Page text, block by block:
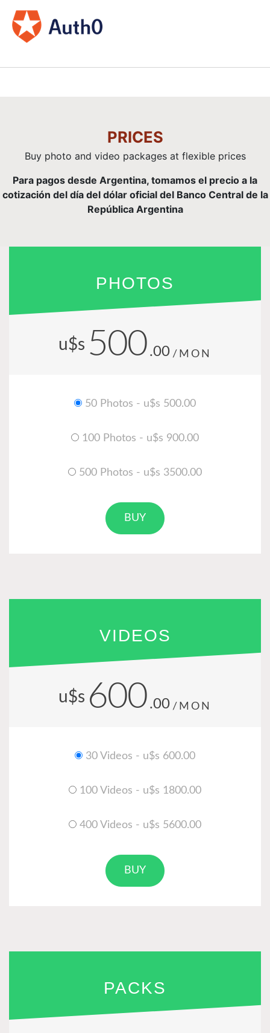
PRICES
Buy photo and video packages at flexible prices
Para pagos desde Argentina, tomamos el precio a la
cotización del día del dólar oficial del Banco Central de la
República Argentina
PHOTOS
u$s 500 .00 /MON
50 Photos - u$s 500.00
100 Photos - u$s 900.00
500 Photos - u$s 3500.00
BUY
VIDEOS
u$s 600 .00 /MON
30 Videos - u$s 600.00
100 Videos - u$s 1800.00
400 Videos - u$s 5600.00
BUY
PACKS